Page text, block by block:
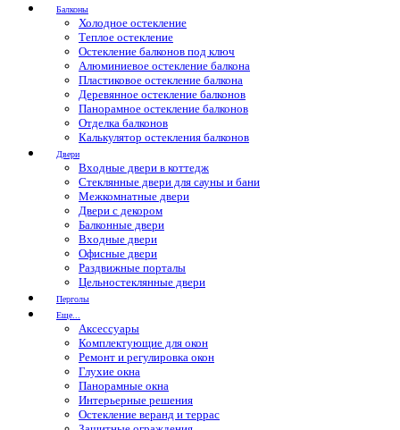
Балконы
Холодное остекление
Теплое остекление
Остекление балконов под ключ
Алюминиевое остекление балкона
Пластиковое остекление балкона
Деревянное остекление балконов
Панорамное остекление балконов
Отделка балконов
Калькулятор остекления балконов
Двери
Входные двери в коттедж
Стеклянные двери для сауны и бани
Межкомнатные двери
Двери с декором
Балконные двери
Входные двери
Офисные двери
Раздвижные порталы
Цельностеклянные двери
Перголы
Еще...
Аксессуары
Комплектующие для окон
Ремонт и регулировка окон
Глухие окна
Панорамные окна
Интерьерные решения
Остекление веранд и террас